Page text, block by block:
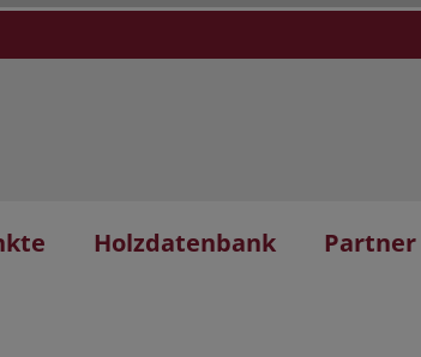
Holzdatenbank